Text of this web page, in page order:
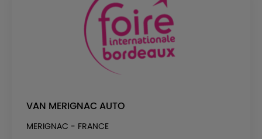
VAN MERIGNAC AUTO
MERIGNAC - FRANCE